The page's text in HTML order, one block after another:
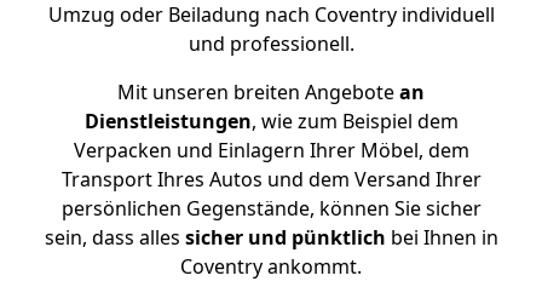
Umzug oder Beiladung nach Coventry individuell
und professionell.
Mit unseren breiten Angebotean
Dienstleistungen, wie zum Beispiel dem
Verpacken und Einlagern Ihrer Möbel, dem
Transport Ihres Autos und dem Versand Ihrer
persönlichen Gegenstände, können Sie sicher
sein, dass alles sicher und pünktlich bei Ihnen in
Coventry ankommt.